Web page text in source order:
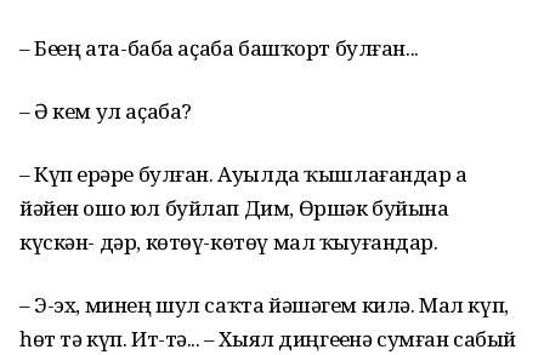
– Беҙҙең ата-баба аҫаба башҡорт булған...
– Ә кем ул аҫаба?
– Күп ерҙәре булған. Ауылда ҡышлағандар ҙа
йәйен ошо юл буйлап Дим, Өршәк буйына
күскән- дәр, көтөү-көтөү мал ҡыуғандар.
– Э-эх, минең шул саҡта йәшәгем килә. Мал күп,
һөт тә күп. Ит-тә... – Хыял диңгеҙенә сумған сабый